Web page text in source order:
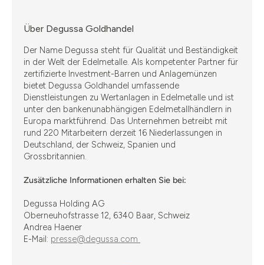
Über Degussa Goldhandel
Der Name Degussa steht für Qualität und Beständigkeit
in der Welt der Edelmetalle. Als kompetenter Partner für
zertifizierte Investment-Barren und Anlagemünzen
bietet Degussa Goldhandel umfassende
Dienstleistungen zu Wertanlagen in Edelmetalle und ist
unter den bankenunabhängigen Edelmetallhändlern in
Europa marktführend. Das Unternehmen betreibt mit
rund 220 Mitarbeitern derzeit 16 Niederlassungen in
Deutschland, der Schweiz, Spanien und
Grossbritannien.
Zusätzliche Informationen erhalten Sie bei:
Degussa Holding AG
Oberneuhofstrasse 12, 6340 Baar, Schweiz
Andrea Haener
E-Mail: presse@degussa.com